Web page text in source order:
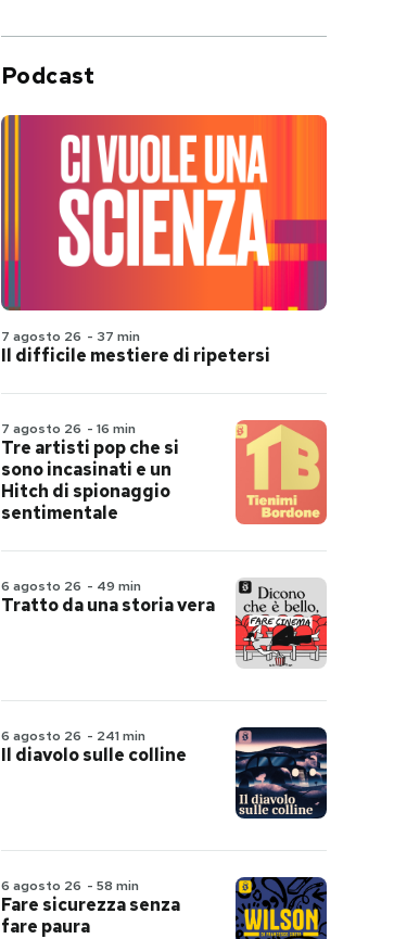
Podcast
7 agosto 26 - 37 min
Il difficile mestiere di ripetersi
7 agosto 26 - 16 min
Tre artisti pop che si
sono incasinati e un
Hitch di spionaggio
sentimentale
6 agosto 26 - 49 min
Tratto da una storia vera
6 agosto 26 - 241 min
Il diavolo sulle colline
6 agosto 26 - 58 min
Fare sicurezza senza
fare paura